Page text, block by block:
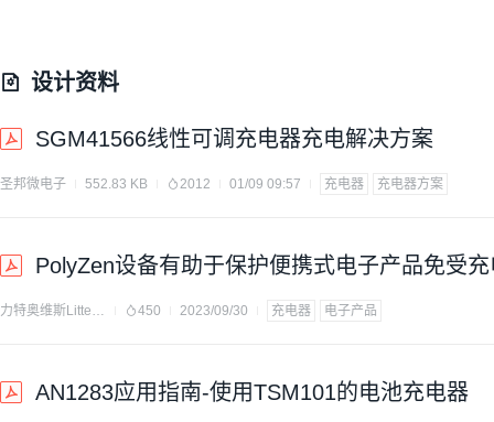
设计资料
SGM41566线性可调充电器充电解决方案
圣邦微电子 552.83 KB 2012 01/09 09:57 充电器 充电器方案
PolyZen设备有助于保护便携式电子产品免受
力特奥维斯Littelfuse 450 2023/09/30 充电器 电子产品
AN1283应用指南-使用TSM101的电池充电器